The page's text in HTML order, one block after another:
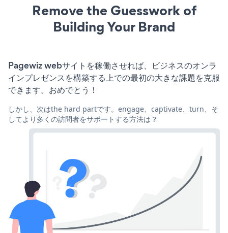
Remove the Guesswork of
Building Your Brand
Pagewiz webサイトを稼働させれば、ビジネスのオンラ
インプレゼンスを構築する上での最初の大きな課題を克服
できます。おめでとう！
しかし、次はthe hard partです。engage、captivate、turn、そ
してより多くの訪問者をサポートする方法は？